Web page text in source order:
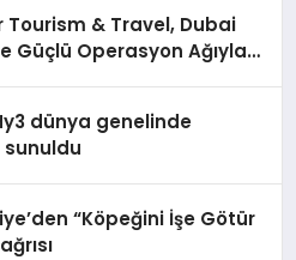
Tourism & Travel, Dubai
Güçlü Operasyon Ağıyla
dünya genelinde
sunuldu
“Köpeğini İşe Götür